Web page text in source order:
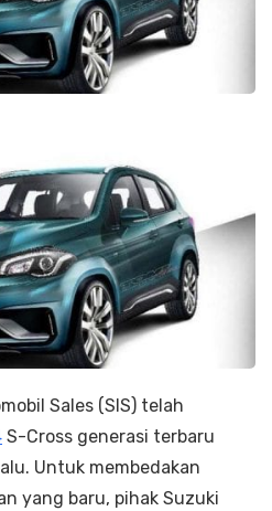
Sales (SIS) telah
S-Cross generasi terbaru
Untuk membedakan
yang baru, pihak Suzuki